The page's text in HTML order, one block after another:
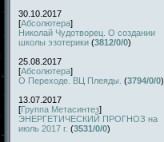
30.10.2017
[Абсолютера]
Николай Чудотворец. О создании
школы эзотерики (3812/0/0)
25.08.2017
[Абсолютера]
О Переходе. ВЦ Плеяды. (3794/0/0)
13.07.2017
[Группа Метасинтез]
ЭНЕРГЕТИЧЕСКИЙ ПРОГНОЗ на
июль 2017 г. (3531/0/0)